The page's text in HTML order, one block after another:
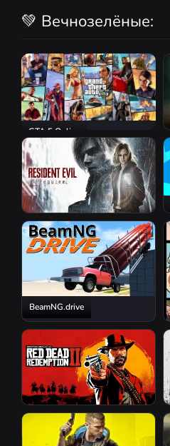
💚 Вечнозелёные:
GTA 5 Online
Resident Evil Requiem
BeamNG.drive
Red Dead Redemption 2